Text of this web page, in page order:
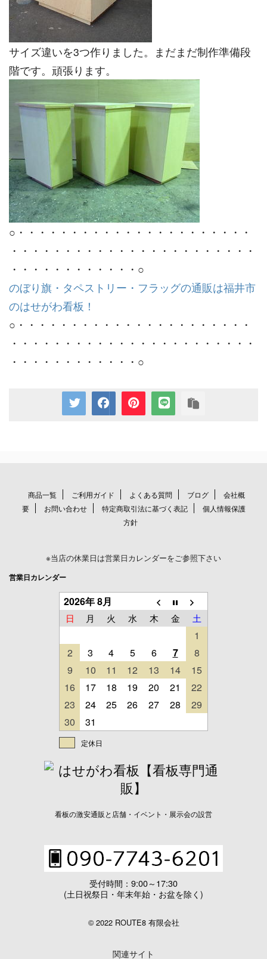
サイズ違いを3つ作りました。まだまだ制作準備段
階です。頑張ります。
○・・・・・・・・・・・・・・・・・・・・・・
・・・・・・・・・・・・・・・・・・・・・・・
・・・・・・・・・・・・○
のぼり旗・タペストリー・フラッグの通販は福井市
のはせがわ看板！
○・・・・・・・・・・・・・・・・・・・・・・
・・・・・・・・・・・・・・・・・・・・・・・
・・・・・・・・・・・・○
商品一覧 ご利用ガイド よくある質問 ブログ
会社概
要
お問い合わせ 特定商取引法に基づく表記
個人情報保護
方針
※当店の休業日は営業日カレンダーをご参照下さい
営業日カレンダー
2026年 8月
日 月 火 水 木 金 土
1
2
3 4 5 6 7
8
9
10 11 12 13 14
15
16
17 18 19 20 21
22
23
24 25 26 27 28
29
30
31
定休日
看板の激安通販と店舗・イベント・展示会の設営
受付時間：9:00～17:30
(土日祝祭日・年末年始・お盆を除く)
© 2022 ROUTE8 有限会社
関連サイト